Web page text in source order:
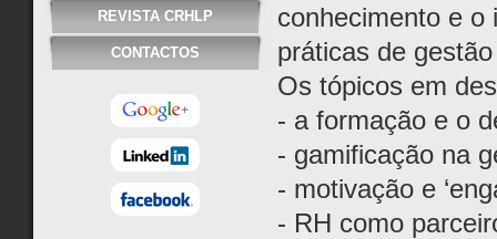
REVISTA CRHLP
CONTACTOS
conhecimento e o
práticas de
Os tópicos em
- a formação e o
- gamificação na
- motivação e
- RH como